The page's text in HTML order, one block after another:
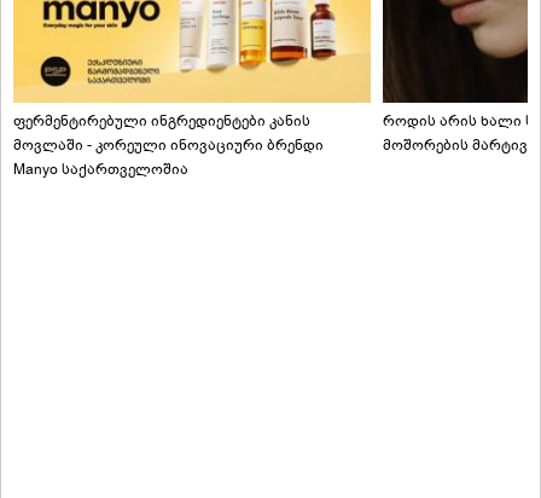
ფერმენტირებული ინგრედიენტები კანის
მოვლაში - კორეული ინოვაციური ბრენდი
Manyo საქართველოშია
როდის არის ხალი
მოშორების